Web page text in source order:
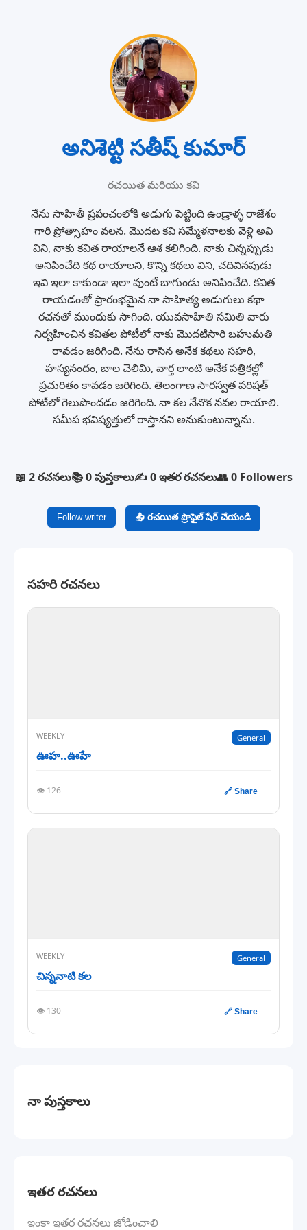
అనిశెట్టి సతీష్ కుమార్
రచయిత మరియు కవి
నేను సాహితీ ప్రపంచంలోకి అడుగు పెట్టింది ఉండ్రాళ్ళ రాజేశం
గారి ప్రోత్సాహం వలన. మొదట కవి సమ్మేళనాలకు వెళ్లి అవి
విని, నాకు కవిత రాయాలనే ఆశ కలిగింది. నాకు చిన్నప్పుడు
అనిపించేది కథ రాయాలని, కొన్ని కథలు విని, చదివినపుడు
ఇవి ఇలా కాకుండా ఇలా వుంటే బాగుండు అనిపించేది. కవిత
రాయడంతో ప్రారంభమైన నా సాహిత్య అడుగులు కథా
రచనతో ముందుకు సాగింది. యువసాహితి సమితి వారు
నిర్వహించిన కవితల పోటీలో నాకు మొదటిసారి బహుమతి
రావడం జరిగింది. నేను రాసిన అనేక కథలు సహరి,
హస్యనందం, బాల చెలిమి, వార్త లాంటి అనేక పత్రికల్లో
ప్రచురితం కావడం జరిగింది. తెలంగాణ సారస్వత పరిషత్
పోటీలో గెలుపొందడం జరిగింది. నా కల నేనొక నవల రాయాలి.
సమీప భవిష్యత్తులో రాస్తానని అనుకుంటున్నాను.
📖 2 రచనలు📚 0 పుస్తకాలు✍️ 0 ఇతర రచనలు👥 0 Followers
Follow writer 📤 రచయిత ప్రొఫైల్ షేర్ చేయండి
సహరి రచనలు
WEEKLY General
ఊహ..ఊహే
👁️ 126 🔗 Share
WEEKLY General
చిన్ననాటి కల
👁️ 130 🔗 Share
నా పుస్తకాలు
ఇతర రచనలు
ఇంకా ఇతర రచనలు జోడించాలి